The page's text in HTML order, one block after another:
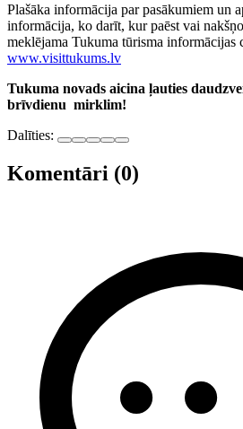
Plašāka informācija par pasākumiem un
informācija, ko darīt, kur paēst vai
meklējama Tukuma tūrisma informācijas
www.visittukums.lv
Tukuma novads aicina ļauties
brīvdienu mirklim!
Dalīties:
Komentāri (0)